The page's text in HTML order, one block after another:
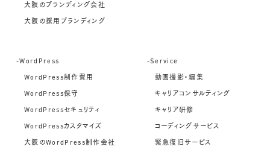
大阪のブランディング会社
大阪の採用ブランディング
-WordPress
WordPress制作費用
WordPress保守
WordPressセキュリティ
WordPressカスタマイズ
大阪のWordPress制作会社
-Service
動画撮影・編集
キャリアコンサルティング
キャリア研修
コーディングサービス
緊急復旧サービス